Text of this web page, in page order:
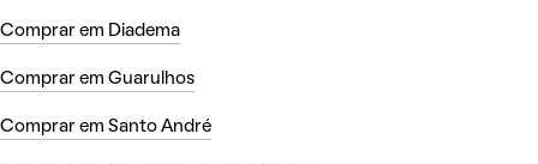
Comprar em Diadema
Comprar em Guarulhos
Comprar em Santo André